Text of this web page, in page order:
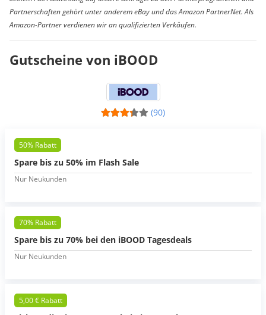
Partnerschaften gehört unter anderem eBay und das Amazon PartnerNet. Als
Amazon-Partner verdienen wir an qualifizierten Verkäufen.
Gutscheine von iBOOD
(90)
50% Rabatt
Spare bis zu 50% im Flash Sale
Nur Neukunden
70% Rabatt
Spare bis zu 70% bei den iBOOD Tagesdeals
Nur Neukunden
5,00 € Rabatt